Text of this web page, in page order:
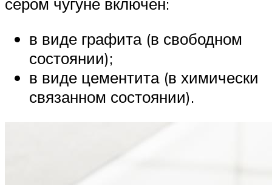
в виде графита (в свободном
состоянии);
в виде цементита (в химически
связанном состоянии).